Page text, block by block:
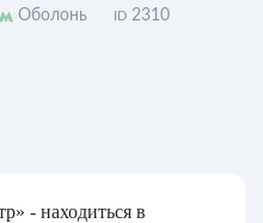
Оболонь ID 2310
- находиться в